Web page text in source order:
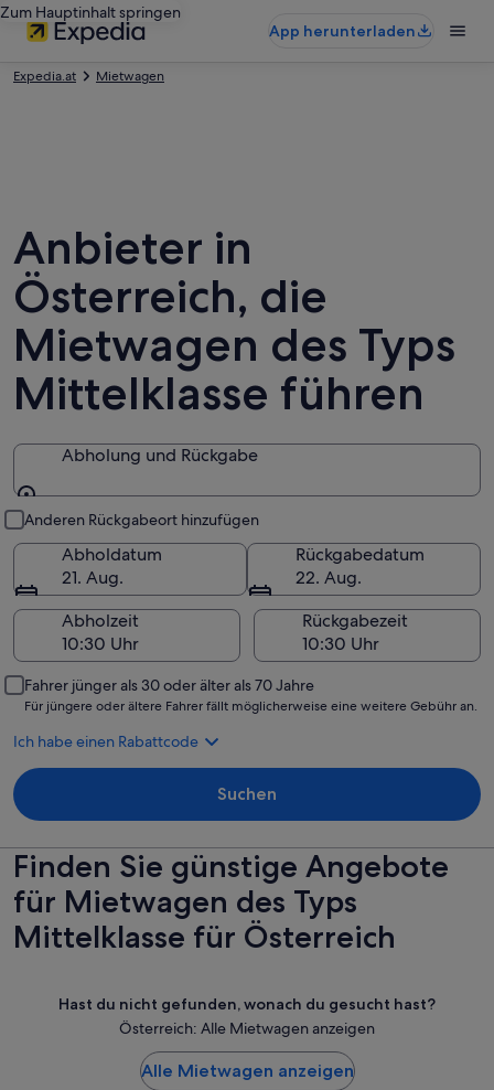
Zum Hauptinhalt springen
App herunterladen
Expedia.at Mietwagen
Anbieter in
Österreich, die
Mietwagen des Typs
Mittelklasse führen
Abholung und Rückgabe
Anderen Rückgabeort hinzufügen
Abholdatum
21. Aug.
Rückgabedatum
22. Aug.
Abholzeit
Rückgabezeit
Fahrer jünger als 30 oder älter als 70 Jahre
Für jüngere oder ältere Fahrer fällt möglicherweise eine weitere Gebühr an.
Ich habe einen Rabattcode
Suchen
Finden Sie günstige Angebote
für Mietwagen des Typs
Mittelklasse für Österreich
Hast du nicht gefunden, wonach du gesucht hast?
Österreich: Alle Mietwagen anzeigen
Alle Mietwagen anzeigen